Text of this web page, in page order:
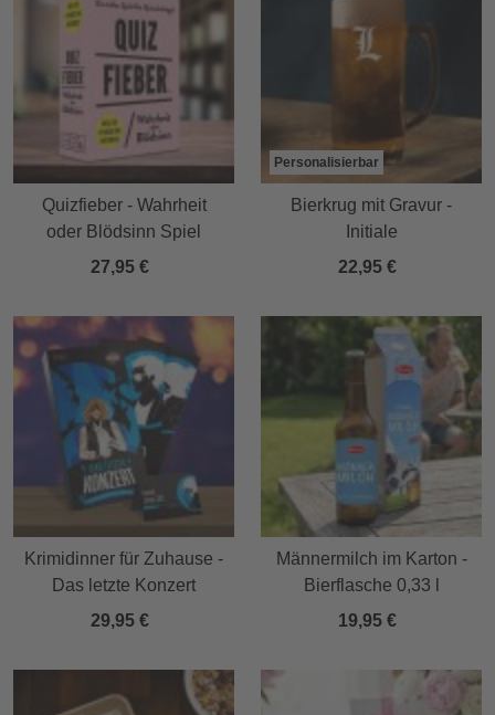
Quizfieber - Wahrheit
oder Blödsinn Spiel
27,95 €
Personalisierbar
Bierkrug mit Gravur -
Initiale
22,95 €
Krimidinner für Zuhause -
Das letzte Konzert
29,95 €
Männermilch im Karton -
Bierflasche 0,33 l
19,95 €